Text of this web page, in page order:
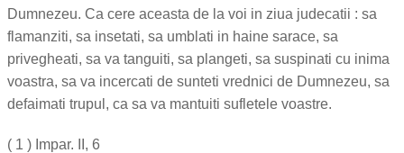
Dumnezeu. Ca cere aceasta de la voi in ziua judecatii : sa
flamanziti, sa insetati, sa umblati in haine sarace, sa
privegheati, sa va tanguiti, sa plangeti, sa suspinati cu inima
voastra, sa va incercati de sunteti vrednici de Dumnezeu, sa
defaimati trupul, ca sa va mantuiti sufletele voastre.
( 1 ) Impar. II, 6